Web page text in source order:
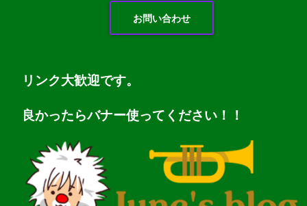
お問い合わせ
リンク大歓迎です。
良かったらバナー使ってください！！